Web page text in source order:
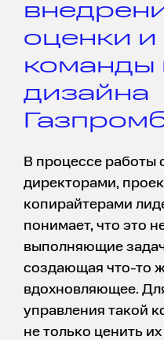
оценки и
команды
дизайна
В процессе работы
директорами,
копирайтерами
понимает, что это
выполняющие
создающая что-то
вдохновляющее.
управления такой
не только ценить